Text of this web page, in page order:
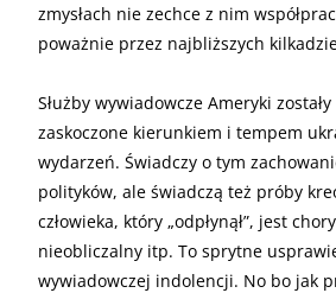
zmysłach nie zechce z nim
poważnie przez najbliższych
Służby wywiadowcze Ameryki
zaskoczone kierunkiem i tempem
wydarzeń. Świadczy o tym
polityków, ale świadczą też próby
człowieka, który „odpłynął”, jest
nieobliczalny itp. To sprytne
wywiadowczej indolencji. No bo jak